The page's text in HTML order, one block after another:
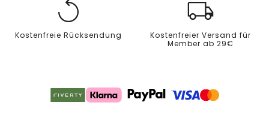
Kostenfreie Rücksendung
Kostenfreier Versand für
Member ab 29€